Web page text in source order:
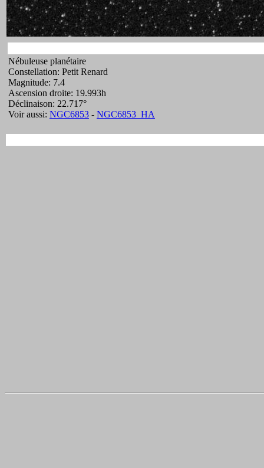
Nébuleuse planétaire
Constellation: Petit Renard
Magnitude: 7.4
Ascension droite: 19.993h
Déclinaison: 22.717°
Voir aussi: NGC6853 - NGC6853_HA